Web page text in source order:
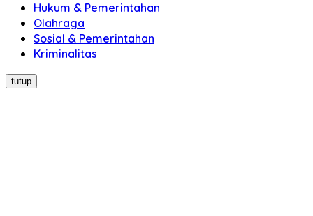
Hukum & Pemerintahan
Olahraga
Sosial & Pemerintahan
Kriminalitas
tutup